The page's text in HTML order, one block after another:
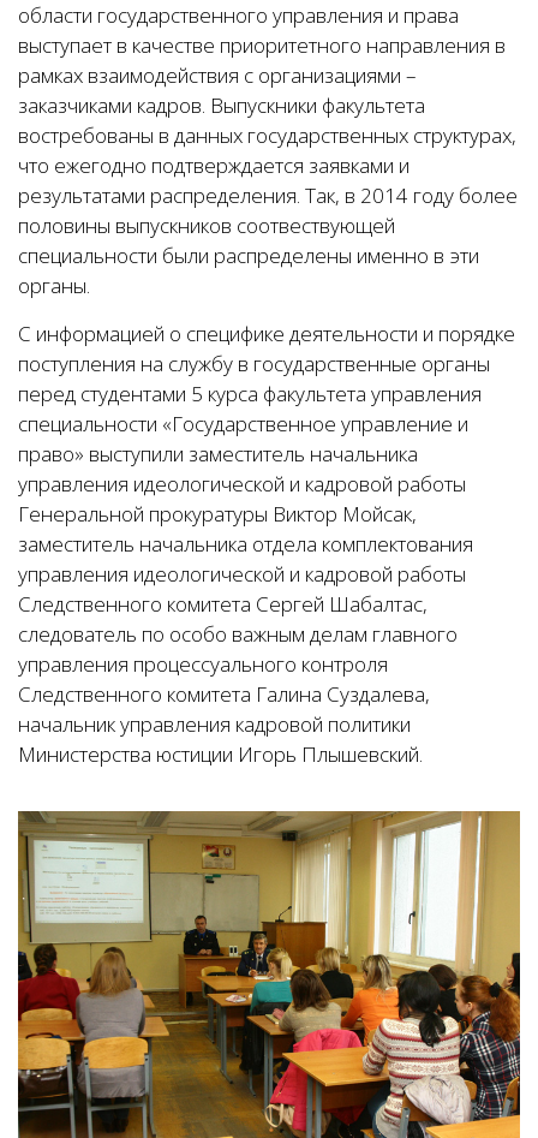
области государственного управления и права
выступает в качестве приоритетного направления в
рамках взаимодействия с организациями –
заказчиками кадров. Выпускники факультета
востребованы в данных государственных структурах,
что ежегодно подтверждается заявками и
результатами распределения. Так, в 2014 году более
половины выпускников соотвествующей
специальности были распределены именно в эти
органы.
С информацией о специфике деятельности и порядке
поступления на службу в государственные органы
перед студентами 5 курса факультета управления
специальности «Государственное управление и
право» выступили заместитель начальника
управления идеологической и кадровой работы
Генеральной прокуратуры Виктор Мойсак,
заместитель начальника отдела комплектования
управления идеологической и кадровой работы
Следственного комитета Сергей Шабалтас,
следователь по особо важным делам главного
управления процессуального контроля
Следственного комитета Галина Суздалева,
начальник управления кадровой политики
Министерства юстиции Игорь Плышевский.